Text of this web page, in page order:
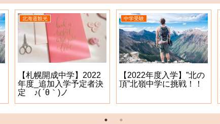
北海道観光
【札幌開成中学】2022
年度_追加入学予定者決
定 ♪( ´θ｀)ノ
中学受験
【2022年度入学】”北の
頂”北嶺中学に挑戦！！